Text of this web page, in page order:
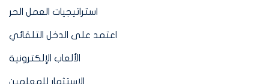
استراتيجيات العمل الحر
اعتمد على الدخل التلقائي
الألعاب الإلكترونية
الاستثمار للمعلمين